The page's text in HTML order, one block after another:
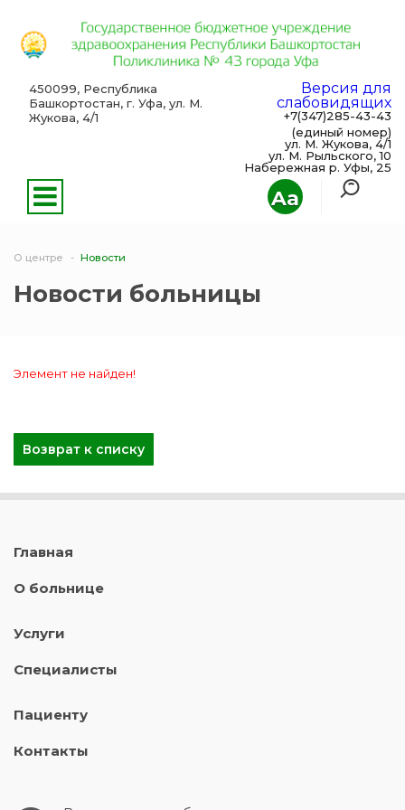
Aa
450099, Республика
Башкортостан, г. Уфа, ул. М.
Жукова, 4/1
Версия для
слабовидящих
+7(347)285-43-43
(единый номер)
ул. М. Жукова, 4/1
ул. М. Рыльского, 10
Набережная р. Уфы, 25
О центре Новости
Новости больницы
Элемент не найден!
Возврат к списку
Главная
О больнице
Услуги
Специалисты
Пациенту
Контакты